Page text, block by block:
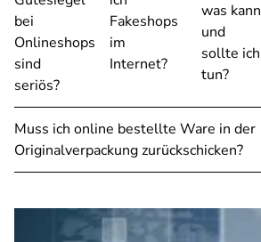
bei
Onlineshops
sind
seriös?
Fakeshops
im
Internet?
was kann
und
sollte ich
tun?
Muss ich online bestellte Ware in der
Originalverpackung zurückschicken?